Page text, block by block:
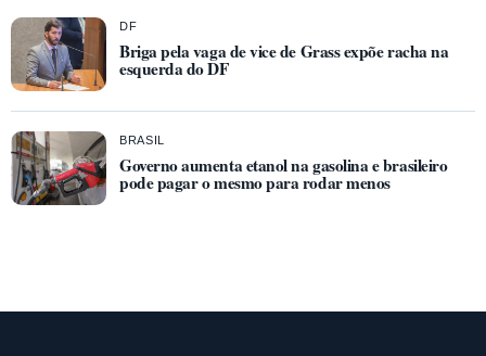
DF
Briga pela vaga de vice de Grass expõe racha na
esquerda do DF
BRASIL
Governo aumenta etanol na gasolina e brasileiro
pode pagar o mesmo para rodar menos